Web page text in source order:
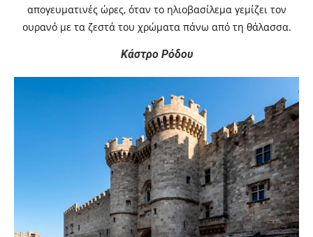
απογευματινές ώρες, όταν το ηλιοβασίλεμα γεμίζει τον
ουρανό με τα ζεστά του χρώματα πάνω από τη θάλασσα.
Κάστρο Ρόδου